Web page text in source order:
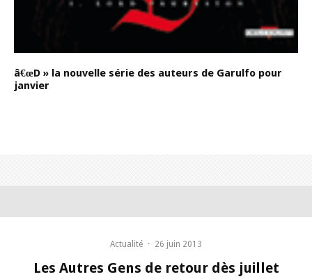
â€œD » la nouvelle série des auteurs de Garulfo pour
janvier
Actualité · 26 juin 2013
Les Autres Gens de retour dès juillet